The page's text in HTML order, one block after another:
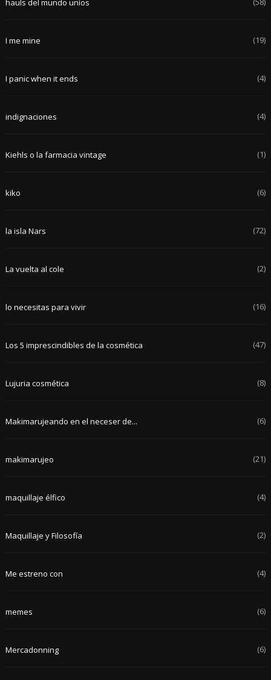
hauls del mundo uníos
I me mine (19)
I panic when it ends (4)
indignaciones (4)
Kiehls o la farmacia vintage (1)
kiko (6)
la isla Nars (72)
La vuelta al cole (2)
lo necesitas para vivir (16)
Los 5 imprescindibles de la cosmética (47)
Lujuria cosmética (8)
Makimarujeando en el neceser de... (6)
makimarujeo (21)
maquillaje élfico (4)
Maquillaje y Filosofía (2)
Me estreno con (4)
memes (6)
Mercadonning (6)